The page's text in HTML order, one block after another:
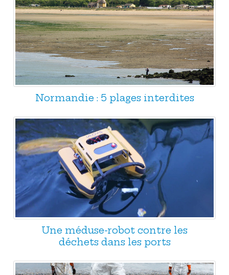
Normandie : 5 plages interdites
Une méduse-robot contre les
déchets dans les ports